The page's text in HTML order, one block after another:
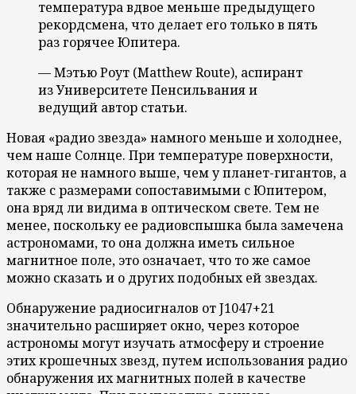
температура вдвое меньше предыдущего
рекордсмена, что делает его только в пять
раз горячее Юпитера.
— Мэтью Роут (Matthew Route), аспирант
из Университете Пенсильвания и
ведущий автор статьи.
Новая «радио звезда» намного меньше и холоднее,
чем наше Солнце. При температуре поверхности,
которая не намного выше, чем у планет-гигантов, а
также с размерами сопоставимыми с Юпитером,
она вряд ли видима в оптическом свете. Тем не
менее, поскольку ее радиовспышка была замечена
астрономами, то она должна иметь сильное
магнитное поле, это означает, что то же самое
можно сказать и о других подобных ей звездах.
Обнаружение радиосигналов от J1047+21
значительно расширяет окно, через которое
астрономы могут изучать атмосферу и строение
этих крошечных звезд, путем использования радио
обнаружения их магнитных полей в качестве